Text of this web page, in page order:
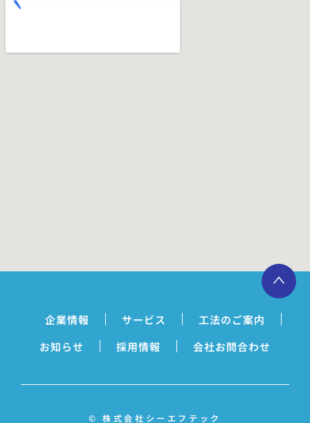
企業情報 サービス
工法のご案内
お知らせ
採用情報 会社お問合わせ
© 株式会社シーエフテック